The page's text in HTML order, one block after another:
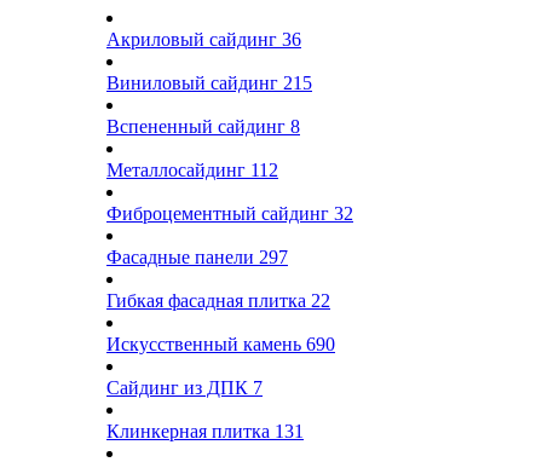
Акриловый сайдинг 36
Виниловый сайдинг 215
Вспененный сайдинг 8
Металлосайдинг 112
Фиброцементный сайдинг 32
Фасадные панели 297
Гибкая фасадная плитка 22
Искусственный камень 690
Сайдинг из ДПК 7
Клинкерная плитка 131